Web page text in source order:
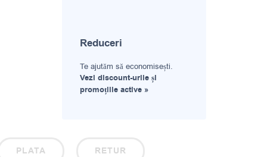
Reduceri
Te ajutăm să economisești.
Vezi discount-urile și
promoțiile active »
PLATA RETUR